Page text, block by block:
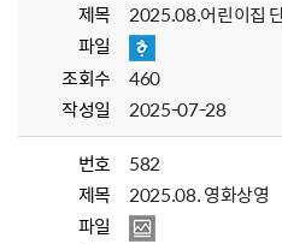
제목
2025.08.어린이집
파일
조회수
460
작성일
2025-07-28
번호
582
제목
2025.08. 영화상영
파일